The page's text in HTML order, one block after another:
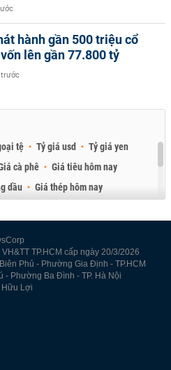
hành gần 500 triệu cổ
lên gần 77.800 tỷ
trước
tệ Tỷ giá usd
Tỷ giá yen
cà phê
Giá tiêu hôm nay
dầu
Giá thép hôm nay
TP.HCM cấp ngày 20/3/2026
Phủ - Phường Gia Định - TP.HCM
- Phường Ba Đình - TP. Hà Nội
Hữu Lợi